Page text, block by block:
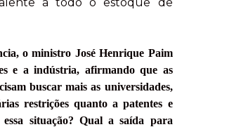
o ministro José Henrique Paim
e a indústria, afirmando que as
buscar mais as universidades,
restrições quanto a patentes e
situação? Qual a saída para